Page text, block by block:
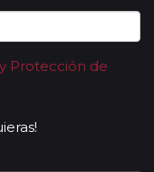
la etapa. Los guías
en los
grupo y no a una
en que no
nuestros
funciones bien
Protección de